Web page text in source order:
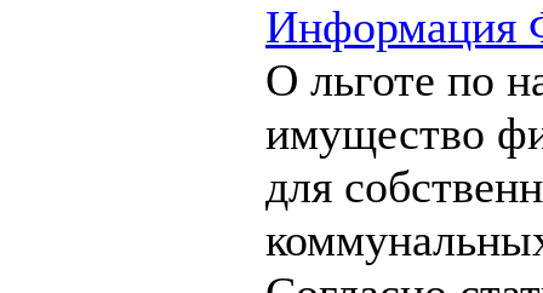
Информация
О льготе по
имущество
для